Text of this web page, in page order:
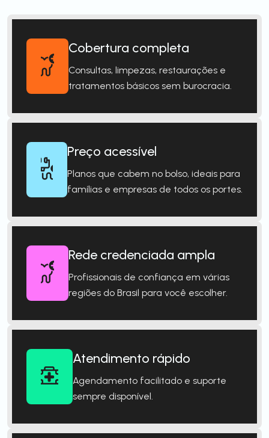
Cobertura completa
Consultas, limpezas, restaurações e
tratamentos básicos sem burocracia.
Preço acessível
Planos que cabem no bolso, ideais para
famílias e empresas de todos os portes.
Rede credenciada ampla
Profissionais de confiança em várias
regiões do Brasil para você escolher.
Atendimento rápido
Agendamento facilitado e suporte
sempre disponível.